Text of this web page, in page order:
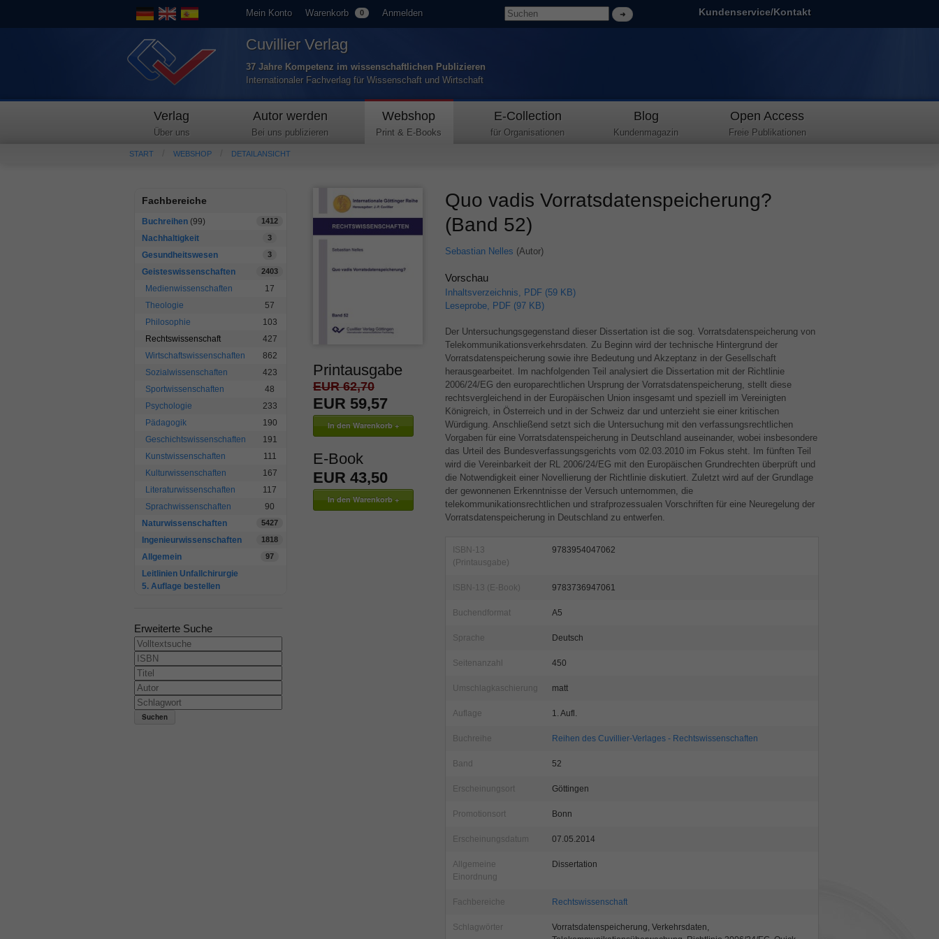
Mein Konto Warenkorb 0 Anmelden Kundenservice/Kontakt
Cuvillier Verlag
37 Jahre Kompetenz im wissenschaftlichen Publizieren
Internationaler Fachverlag für Wissenschaft und Wirtschaft
Verlag
Über uns
Autor werden
Bei uns publizieren
Webshop
Print & E-Books
E-Collection
für Organisationen
Blog
Kundenmagazin
Open Access
Freie Publikationen
START WEBSHOP DETAILANSICHT
Fachbereiche
Buchreihen (99) 1412
Nachhaltigkeit 3
Gesundheitswesen 3
Geisteswissenschaften 2403
Medienwissenschaften
17
Theologie
57
Philosophie
103
Rechtswissenschaft
427
Wirtschaftswissenschaften
862
Sozialwissenschaften
423
Sportwissenschaften
48
Psychologie
233
Pädagogik
190
Geschichtswissenschaften
191
Kunstwissenschaften
111
Kulturwissenschaften
167
Literaturwissenschaften
117
Sprachwissenschaften
90
Naturwissenschaften
5427
Ingenieurwissenschaften 1818
Allgemein 97
Leitlinien Unfallchirurgie
5. Auflage bestellen
Erweiterte Suche
Printausgabe
EUR 62,70
EUR 59,57
E-Book
EUR 43,50
Quo vadis Vorratsdatenspeicherung?
(Band 52)
Sebastian Nelles (Autor)
Vorschau
Inhaltsverzeichnis, PDF (59 KB)
Leseprobe, PDF (97 KB)
Der Untersuchungsgegenstand dieser Dissertation ist die sog. Vorratsdatenspeicherung von
Telekommunikationsverkehrsdaten. Zu Beginn wird der technische Hintergrund der
Vorratsdatenspeicherung sowie ihre Bedeutung und Akzeptanz in der Gesellschaft
herausgearbeitet. Im nachfolgenden Teil analysiert die Dissertation mit der Richtlinie
2006/24/EG den europarechtlichen Ursprung der Vorratsdatenspeicherung, stellt diese
rechtsvergleichend in der Europäischen Union insgesamt und speziell im Vereinigten
Königreich, in Österreich und in der Schweiz dar und unterzieht sie einer kritischen
Würdigung. Anschließend setzt sich die Untersuchung mit den verfassungsrechtlichen
Vorgaben für eine Vorratsdatenspeicherung in Deutschland auseinander, wobei insbesondere
das Urteil des Bundesverfassungsgerichts vom 02.03.2010 im Fokus steht. Im fünften Teil
wird die Vereinbarkeit der RL 2006/24/EG mit den Europäischen Grundrechten überprüft und
die Notwendigkeit einer Novellierung der Richtlinie diskutiert. Zuletzt wird auf der Grundlage
der gewonnenen Erkenntnisse der Versuch unternommen, die
telekommunikationsrechtlichen und strafprozessualen Vorschriften für eine Neuregelung der
Vorratsdatenspeicherung in Deutschland zu entwerfen.
ISBN-13
(Printausgabe)
9783954047062
ISBN-13 (E-Book) 9783736947061
Buchendformat A5
Sprache Deutsch
Seitenanzahl 450
Umschlagkaschierung matt
Auflage 1. Aufl.
Buchreihe Reihen des Cuvillier-Verlages - Rechtswissenschaften
Band 52
Erscheinungsort Göttingen
Promotionsort Bonn
Erscheinungsdatum 07.05.2014
Allgemeine
Einordnung
Dissertation
Fachbereiche Rechtswissenschaft
Schlagwörter
Vorratsdatenspeicherung, Verkehrsdaten,